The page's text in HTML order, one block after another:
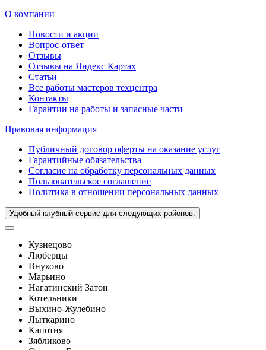
О компании
Новости и акции
Вопрос-ответ
Отзывы
Отзывы на Яндекс Картах
Статьи
Все работы мастеров техцентра
Контакты
Гарантии на работы и запасные части
Правовая информация
Публичный договор оферты на оказание услуг
Гарантийные обязательства
Согласие на обработку персональных данных
Пользовательское соглашение
Политика в отношении персональных данных
Удобный клубный сервис для следующих районов:
Кузнецово
Люберцы
Внуково
Марьино
Нагатинский Затон
Котельники
Выхино-Жулебино
Лыткарино
Капотня
Зябликово